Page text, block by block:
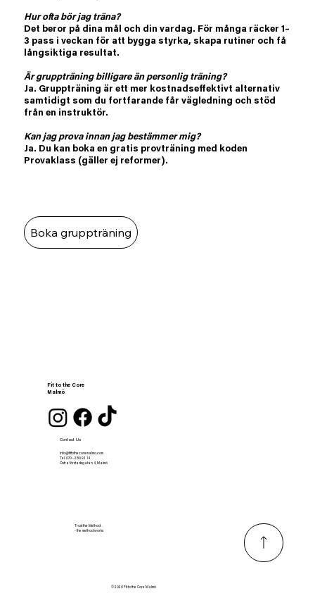
Hur ofta bör jag träna?
Det beror på dina mål och din vardag. För många räcker 1–
3 pass i veckan för att bygga styrka, skapa rutiner och få
långsiktiga resultat.
Är gruppträning billigare än personlig träning?
Ja. Gruppträning är ett mer kostnadseffektivt alternativ
samtidigt som du fortfarande får vägledning och stöd
från en instruktör.
Kan jag prova innan jag bestämmer mig?
Ja. Du kan boka en gratis provträning med koden
Provaklass (gäller ej reformer).
Boka gruppträning
Fit to the Core
Malmö
Contact Us
info@fittothecoremalmo.com
Tel. 070 - 280 92 14
Östra förstadsgatan 4, Malmö
Trust the Method
- the method works
© 2020 Fit to the Core Malmö